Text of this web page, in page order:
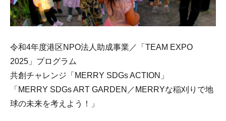
令和4年度港区NPO法人助成事業／「TEAM EXPO
2025」プログラム
共創チャレンジ「MERRY SDGs ACTION」
「MERRY SDGs ART GARDEN／MERRYな稲刈りで地
球の未来を考えよう！」